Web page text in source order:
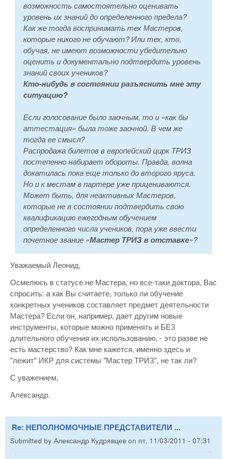
возможность самостоятельно оценивать
уровень их знаний до определенного предела?
Как же тогда воспринимать тех Мастеров,
которые никого не обучают? Или тех, кто,
обучая, не имеют возможности убедительно
оценить и документально подтвердить уровень
знаний своих учеников?
Кто-нибудь в состоянии разъяснить мне эту
ситуацию?
Если голосование было заочным, то и «как бы
аттестация» была тоже заочной. В чем же
тогда ее смысл?
Распродажа билетов в европейский цирк ТРИЗ
постепенно набирает обороты. Правда, волна
докатилась пока еще только до второго яруса.
Но и к местам в партере уже прицениваются.
Может быть, для неактивных Мастеров,
которые не в состоянии подтвердить свою
квалификацию ежегодным обучением
определенного числа учеников, пора уже ввести
почетное звание «Мастер ТРИЗ в отставке»?
Уважаемый Леонид,
Осмелюсь в статусе не Мастера, но все-таки доктора, Вас
спросить: а как Вы считаете, только ли обучение
конкретных учеников составляет предмет деятельности
Мастера? Если он, например, дает другим новые
инструменты, которые можно применять и БЕЗ
длительного обучения их использованию, - это разве не
есть мастерство? Как мне кажется, именно здесь и
"лежит" ИКР для системы "Мастер ТРИЗ", не так ли?
С уважением,
Александр.
Re: НЕПОЛНОМОЧНЫЕ ПРЕДСТАВИТЕЛИ ...
Submitted by Александр Кудрявцев on пт, 11/03/2011 - 07:31